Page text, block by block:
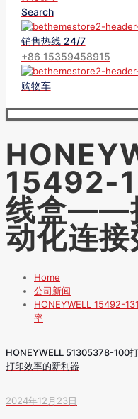
Search
销售热线 24/7
+86 15359458915
购物车
15492-
线盒——
动化连接
Home
公司新闻
HONEYWELL 15492-
率
HONEYWELL 51305378-100
打印效率的新利器
2024年12月23日